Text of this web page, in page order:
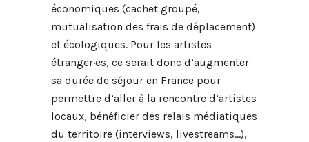
économiques (cachet groupé,
mutualisation des frais de déplacement)
et écologiques. Pour les artistes
étranger·es, ce serait donc d’augmenter
sa durée de séjour en France pour
permettre d’aller à la rencontre d’artistes
locaux, bénéficier des relais médiatiques
du territoire (interviews, livestreams…),